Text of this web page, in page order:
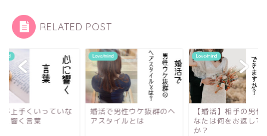
RELATED POST
が上手くいっていな
に響く言葉
Love/mind
婚活で男性ウケ抜群のヘ
アスタイルとは
Love/mind
【婚活】相手の男性
なたは何をお返しで
か？